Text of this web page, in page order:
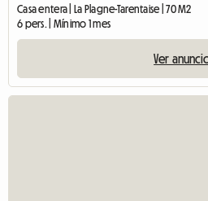
Casa entera | La Plagne-Tarentaise | 70 M2
6 pers. | Mínimo 1 mes
Ver